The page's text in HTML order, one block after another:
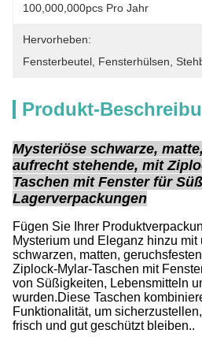
100,000,000pcs Pro Jahr
Hervorheben:
Fensterbeutel Fensterhülsen
Produkt-
Mysteriöse schwarze,
aufrecht stehende, mit
Taschen mit Fenster für
Lagerverpackungen
Fügen Sie Ihrer
Mysterium und Eleganz hinzu mit
schwarzen, matten,
Ziplock-Mylar-Taschen mit
von Süßigkeiten, Lebensmitteln
wurden.Diese Taschen
Funktionalität, um
frisch und gut geschützt bleiben..